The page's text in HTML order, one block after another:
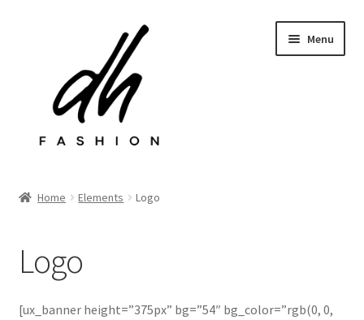
Menu
Kontakt
Home Elements Logo
Logo
[ux_banner height=”375px” bg=”54″ bg_color=”rgb(0, 0,